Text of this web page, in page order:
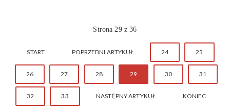
Strona 29 z 36
START POPRZEDNI ARTYKUŁ 24 25
26 27 28 29 30 31
32 33 NASTĘPNY ARTYKUŁ KONIEC